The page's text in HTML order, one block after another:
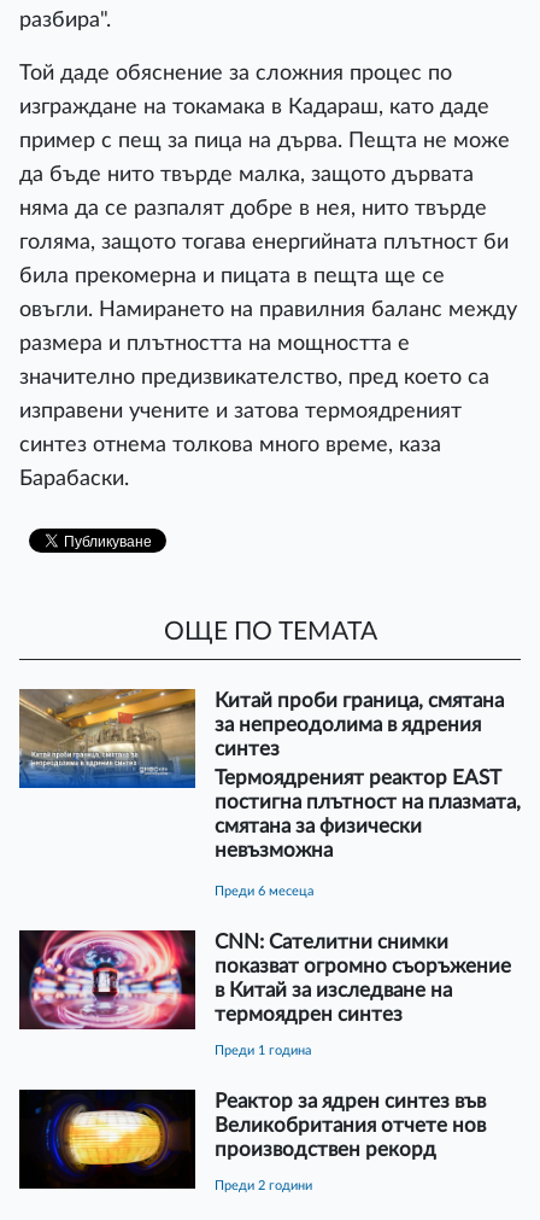
разбира".
Той даде обяснение за сложния процес по
изграждане на токамака в Кадараш, като даде
пример с пещ за пица на дърва. Пещта не може
да бъде нито твърде малка, защото дървата
няма да се разпалят добре в нея, нито твърде
голяма, защото тогава енергийната плътност би
била прекомерна и пицата в пещта ще се
овъгли. Намирането на правилния баланс между
размера и плътността на мощността е
значително предизвикателство, пред което са
изправени учените и затова термоядреният
синтез отнема толкова много време, каза
Барабаски.
ОЩЕ ПО ТЕМАТА
Китай проби граница, смятана
за непреодолима в ядрения
синтез
Термоядреният реактор EAST
постигна плътност на плазмата,
смятана за физически
невъзможна
преди 6 месеца
CNN: Сателитни снимки
показват огромно съоръжение
в Китай за изследване на
термоядрен синтез
преди 1 година
Реактор за ядрен синтез във
Великобритания отчете нов
производствен рекорд
преди 2 години